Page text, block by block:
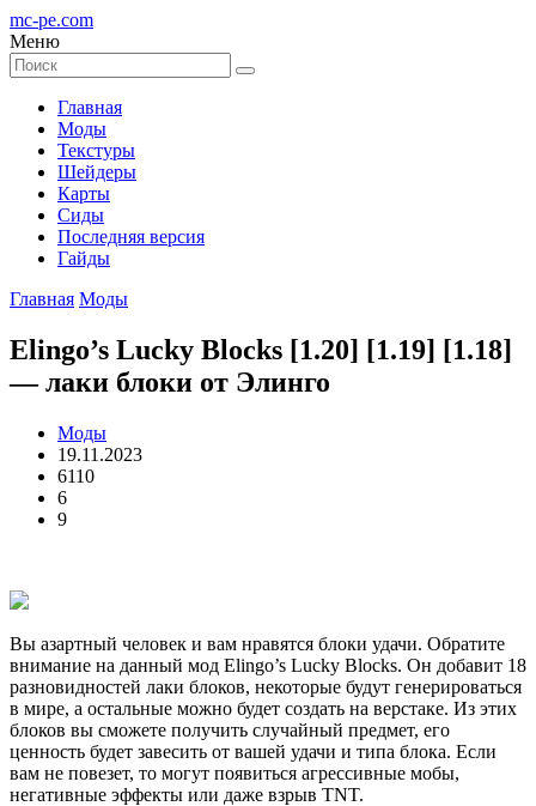
mc-pe.com
Меню
Главная
Моды
Текстуры
Шейдеры
Карты
Сиды
Последняя версия
Гайды
Главная Моды
Elingo’s Lucky Blocks [1.20] [1.19] [1.18]
— лаки блоки от Элинго
Моды
19.11.2023
6110
6
9
Вы азартный человек и вам нравятся блоки удачи. Обратите
внимание на данный мод Elingo’s Lucky Blocks. Он добавит 18
разновидностей лаки блоков, некоторые будут генерироваться
в мире, а остальные можно будет создать на верстаке. Из этих
блоков вы сможете получить случайный предмет, его
ценность будет завесить от вашей удачи и типа блока. Если
вам не повезет, то могут появиться агрессивные мобы,
негативные эффекты или даже взрыв TNT.